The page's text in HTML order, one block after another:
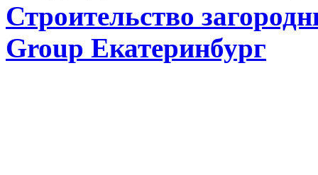
Строительство
Group Екатеринбург